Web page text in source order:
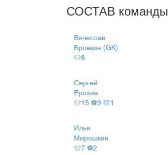
СОСТАВ команды
Вячеслав
Бровкин (GK)
👕8
Сергей
Ерохин
👕15 ⚽9 🟨1
Илья
Мирошкин
👕7 ⚽2